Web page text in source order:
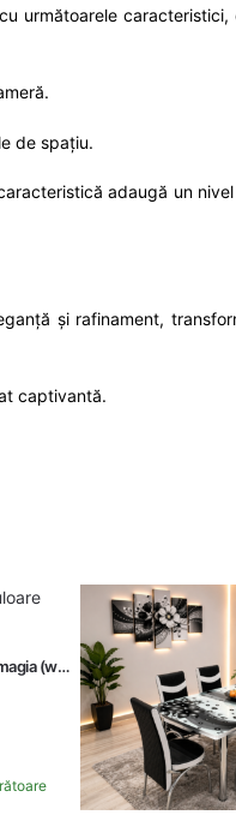
următoarele caracteristici,
de spațiu.
adaugă un
și rafinament,
captivantă.
(wenge)